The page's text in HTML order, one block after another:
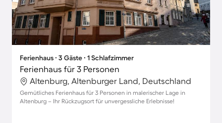
Ferienhaus ∙ 3 Gäste ∙ 1 Schlafzimmer
Ferienhaus für 3 Personen
Altenburg, Altenburger Land, Deutschland
Gemütliches Ferienhaus für 3 Personen in malerischer Lage in
Altenburg – Ihr Rückzugsort für unvergessliche Erlebnisse!